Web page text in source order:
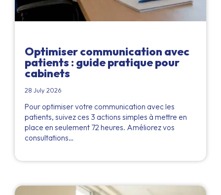
Optimiser communication avec
patients : guide pratique pour
cabinets
28 July 2026
Pour optimiser votre communication avec les
patients, suivez ces 3 actions simples à mettre en
place en seulement 72 heures. Améliorez vos
consultations…